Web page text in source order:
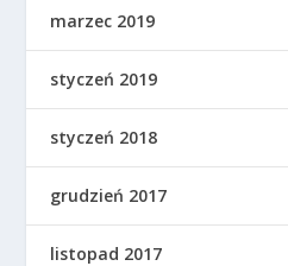
marzec 2019
styczeń 2019
styczeń 2018
grudzień 2017
listopad 2017